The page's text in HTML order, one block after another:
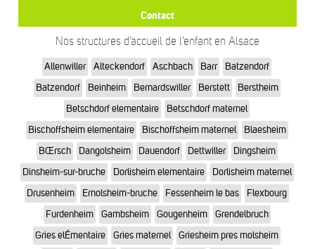
Contact
Nos structures d’accueil de l’enfant en Alsace
Allenwiller Alteckendorf Aschbach Barr
Batzendorf
Batzendorf
Beinheim Bernardswiller Berstett
Berstheim
Betschdorf elementaire
Betschdorf maternel
Bischoffsheim elementaire
Bischoffsheim maternel
Blaesheim
BŒrsch
Dangolsheim Dauendorf Dettwiller
Dingsheim
Dinsheim-sur-bruche
Dorlisheim elementaire
Dorlisheim maternel
Drusenheim
Ernolsheim-bruche Fessenheim le bas
Flexbourg
Furdenheim
Gambsheim Gougenheim
Grendelbruch
Gries elÉmentaire
Gries maternel
Griesheim pres molsheim